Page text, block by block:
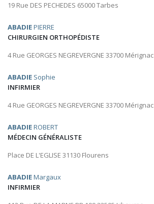
19 Rue DES PECHEDES 65000 Tarbes
ABADIEPIERRE
CHIRURGIEN ORTHOPÉDISTE
4 Rue GEORGES NEGREVERGNE 33700 Mérignac
ABADIE Sophie
INFIRMIER
4 Rue GEORGES NEGREVERGNE 33700 Mérignac
ABADIEROBERT
MÉDECIN GÉNÉRALISTE
Place DE L'EGLISE 31130 Flourens
ABADIEMargaux
INFIRMIER